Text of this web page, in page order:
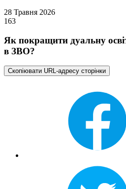
28 Травня 2026
163
Як покращити дуальну
в ЗВО?
Скопіювати URL-адресу сторінки